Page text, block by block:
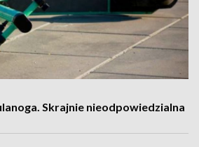
Skrajnie nieodpowiedzialna